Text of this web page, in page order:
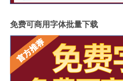
免费可商用字体批量下载